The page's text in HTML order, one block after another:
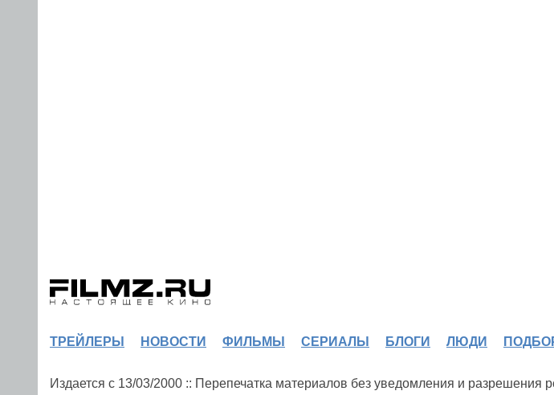
ТРЕЙЛЕРЫ НОВОСТИ ФИЛЬМЫ СЕРИАЛЫ БЛОГИ ЛЮДИ
Издается с 13/03/2000 :: Перепечатка материалов без уведомления и разрешения